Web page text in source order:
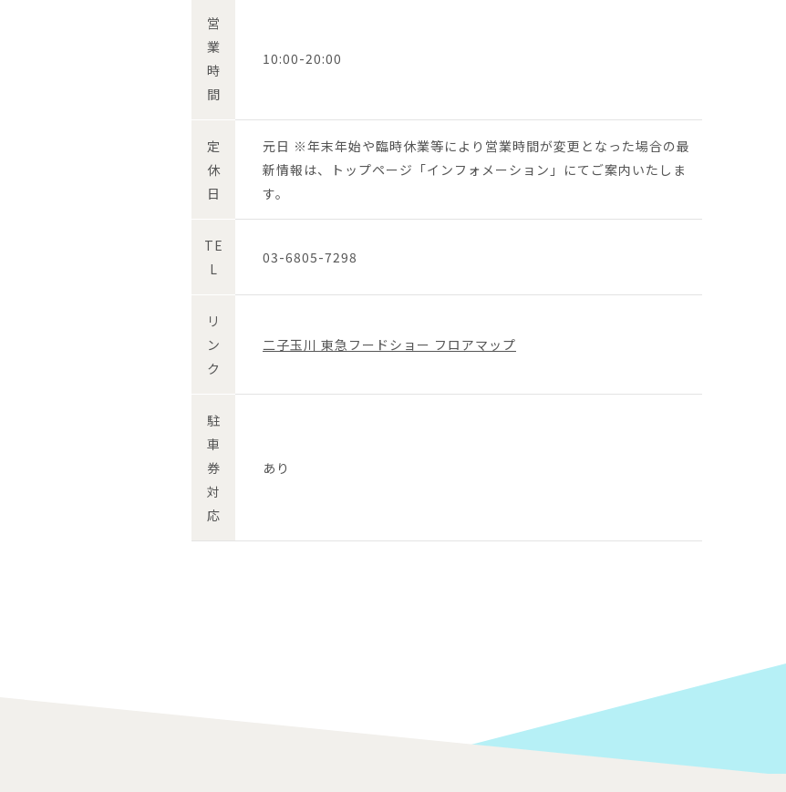
営
業
時
間
10:00-20:00
定
休
日
元日 ※年末年始や臨時休業等により営業時間が変更となった場合の最
新情報は、トップページ「インフォメーション」にてご案内いたしま
す。
TE
L
03-6805-7298
リ
ン
ク
二子玉川 東急フードショー フロアマップ
駐
車
券
対
応
あり